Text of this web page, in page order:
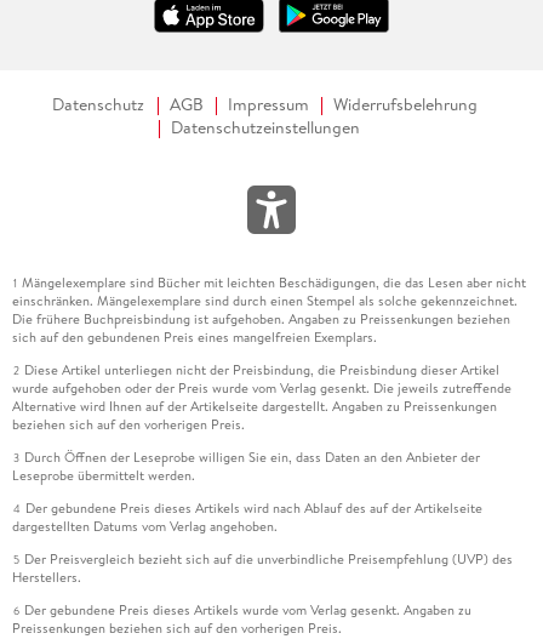
Datenschutz AGB Impressum
Widerrufsbelehrung
Datenschutzeinstellungen
1 Mängelexemplare sind Bücher mit leichten Beschädigungen, die das Lesen aber nicht
einschränken. Mängelexemplare sind durch einen Stempel als solche gekennzeichnet.
Die frühere Buchpreisbindung ist aufgehoben. Angaben zu Preissenkungen beziehen
sich auf den gebundenen Preis eines mangelfreien Exemplars.
2 Diese Artikel unterliegen nicht der Preisbindung, die Preisbindung dieser Artikel
wurde aufgehoben oder der Preis wurde vom Verlag gesenkt. Die jeweils zutreffende
Alternative wird Ihnen auf der Artikelseite dargestellt. Angaben zu Preissenkungen
beziehen sich auf den vorherigen Preis.
3 Durch Öffnen der Leseprobe willigen Sie ein, dass Daten an den Anbieter der
Leseprobe übermittelt werden.
4 Der gebundene Preis dieses Artikels wird nach Ablauf des auf der Artikelseite
dargestellten Datums vom Verlag angehoben.
5 Der Preisvergleich bezieht sich auf die unverbindliche Preisempfehlung (UVP) des
Herstellers.
6 Der gebundene Preis dieses Artikels wurde vom Verlag gesenkt. Angaben zu
Preissenkungen beziehen sich auf den vorherigen Preis.